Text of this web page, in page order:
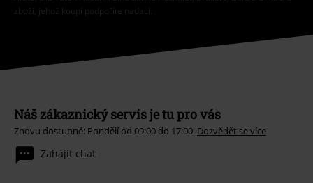
zboží, jehož koupí podpoříte nadaci.
Náš zákaznický servis je tu pro vás
Znovu dostupné: Pondělí od 09:00 do 17:00. Dozvědět se více
Zahájit chat